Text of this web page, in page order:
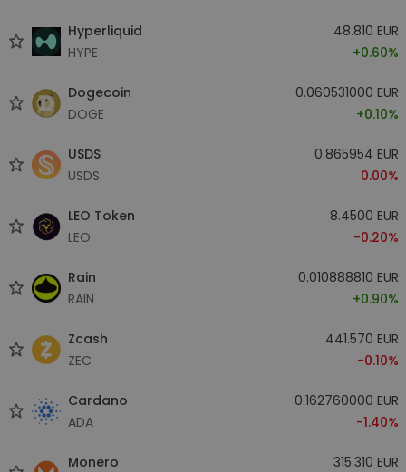
Hyperliquid
HYPE
48.810 EUR
+0.60%
Dogecoin
DOGE
0.060531000 EUR
+0.10%
USDS
USDS
0.865954 EUR
0.00%
LEO Token
LEO
8.4500 EUR
-0.20%
Rain
RAIN
0.010888810 EUR
+0.90%
Zcash
ZEC
441.570 EUR
-0.10%
Cardano
ADA
0.162760000 EUR
-1.40%
Monero
315.310 EUR